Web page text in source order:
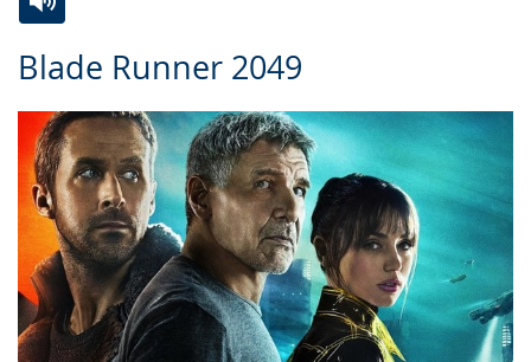
Blade Runner 2049
Leichten
Sprache
wechseln.
Audio-
Unterstützung.
Video
in
Deutscher
Gebärdensprache
wird
angezeigt.